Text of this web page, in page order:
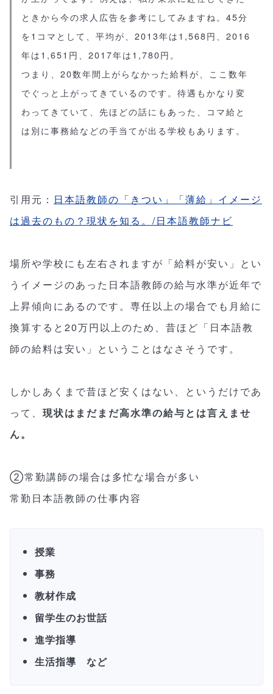
ときから今の求人広告を参考にしてみますね。45分
を1コマとして、平均が、2013年は1,568円、2016
年は1,651円、2017年は1,780円。
つまり、20数年間上がらなかった給料が、ここ数年
でぐっと上がってきているのです。待遇もかなり変
わってきていて、先ほどの話にもあった、コマ給と
は別に事務給などの手当てが出る学校もあります。
引用元： 日本語教師の「きつい」「薄給」イメージ
は過去のもの？現状を知る。/日本語教師ナビ
場所や学校にも左右されますが「給料が安い」とい
うイメージのあった日本語教師の給与水準が近年で
上昇傾向にあるのです。専任以上の場合でも月給に
換算すると20万円以上のため、昔ほど「日本語教
師の給料は安い」ということはなさそうです。
しかしあくまで昔ほど安くはない、というだけであ
って、 現状はまだまだ高水準の給与とは言えませ
ん。
②常勤講師の場合は多忙な場合が多い
常勤日本語教師の仕事内容
授業
事務
教材作成
留学生のお世話
進学指導
生活指導 など